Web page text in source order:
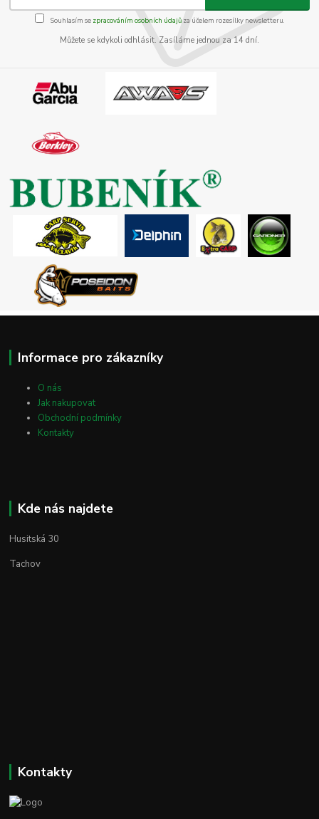
Souhlasím se zpracováním osobních údajůza účelem rozesílky newsletteru.
Můžete se kdykoli odhlásit. Zasíláme jednou za 14 dní.
Informace pro zákazníky
O nás
Jak nakupovat
Obchodní podmínky
Kontakty
Kde nás najdete
Husitská 30
Tachov
Kontakty